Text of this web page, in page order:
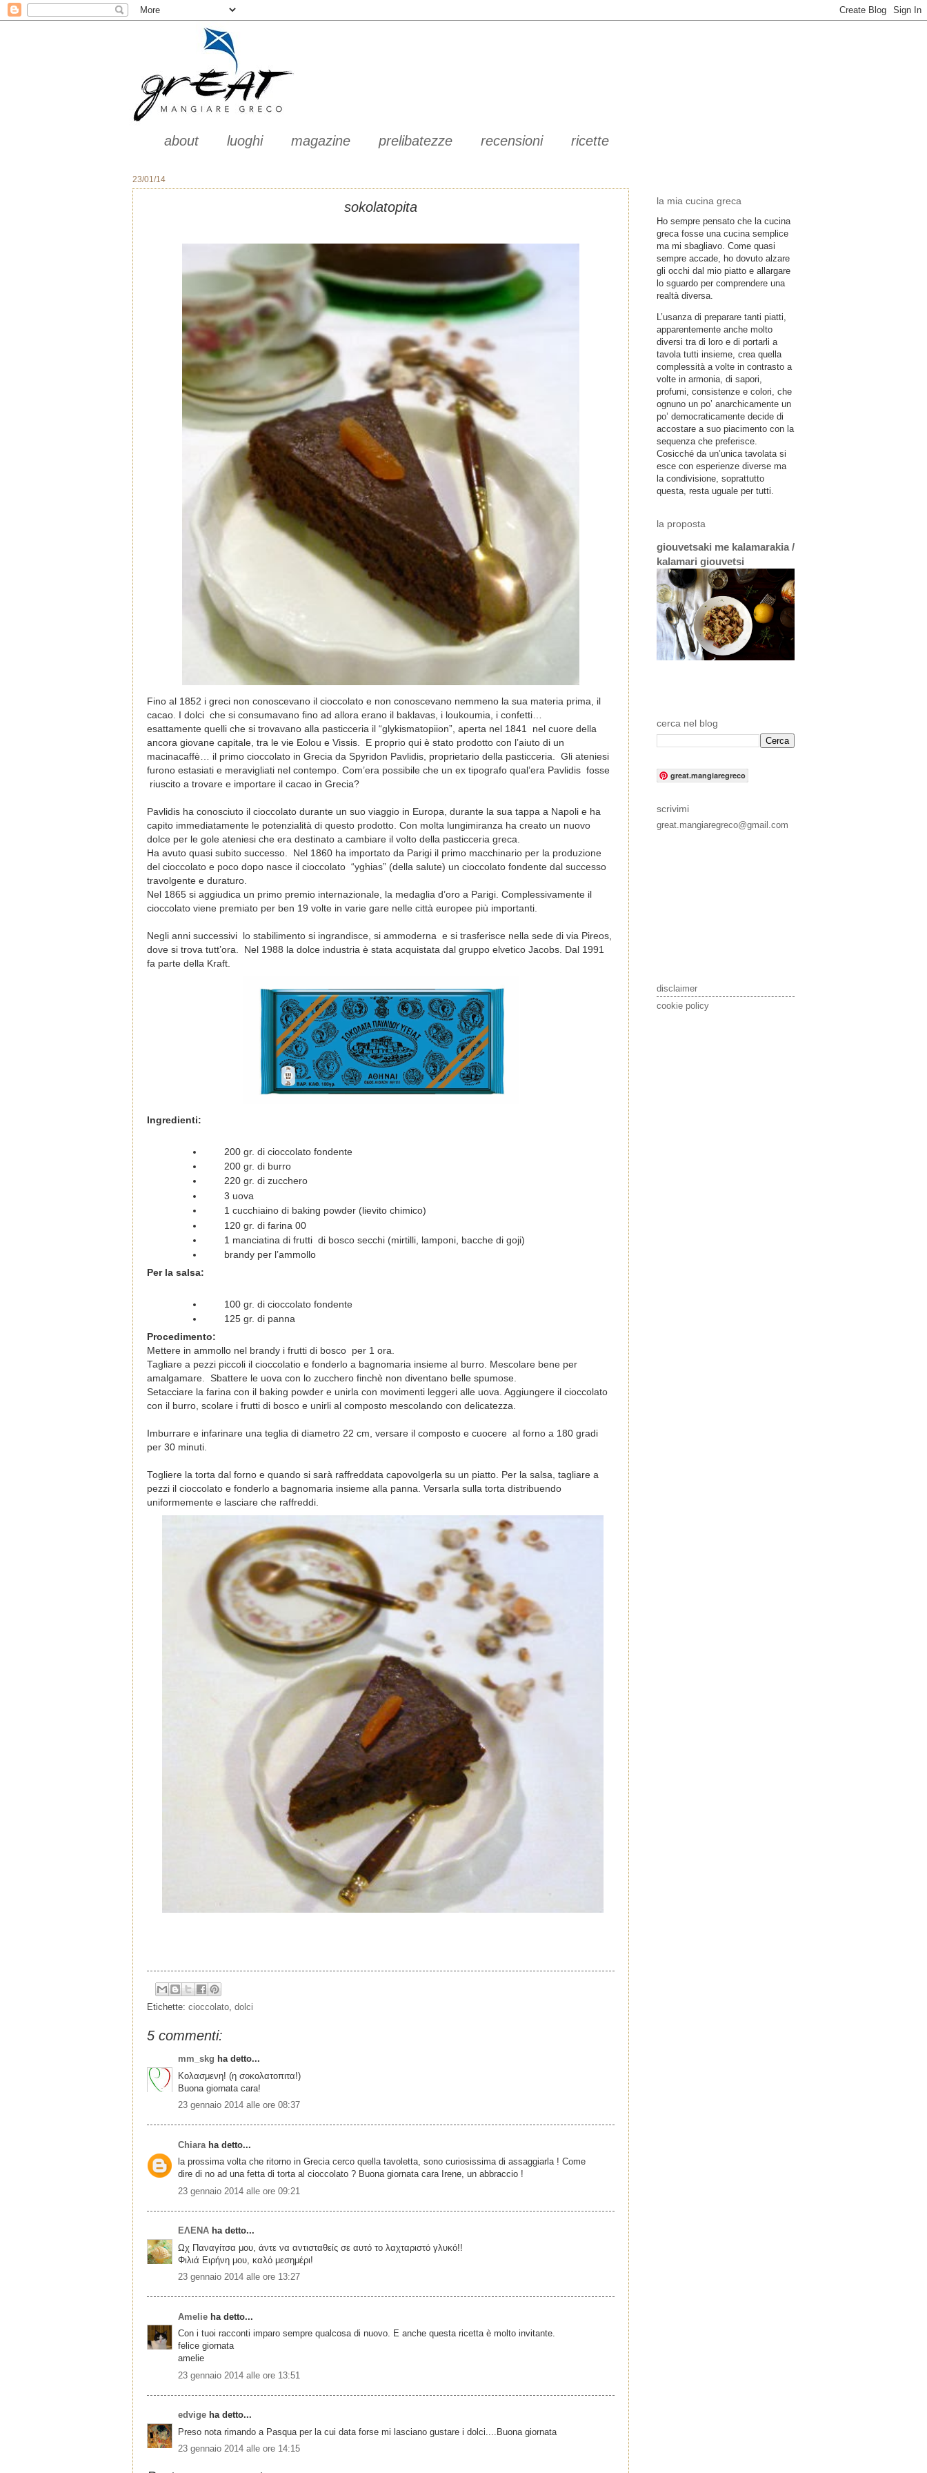
about luoghi magazine prelibatezze recensioni ricette
23/01/14
sokolatopita
Fino al 1852 i greci non conoscevano il cioccolato e non conoscevano nemmeno la sua materia prima, il
cacao. I dolci che si consumavano fino ad allora erano il baklavas, i loukoumia, i confetti…
esattamente quelli che si trovavano alla pasticceria il “glykismatopiion”, aperta nel 1841 nel cuore della
ancora giovane capitale, tra le vie Eolou e Vissis. E proprio qui è stato prodotto con l’aiuto di un
macinacaffè… il primo cioccolato in Grecia da Spyridon Pavlidis, proprietario della pasticceria. Gli ateniesi
furono estasiati e meravigliati nel contempo. Com’era possibile che un ex tipografo qual’era Pavlidis fosse
riuscito a trovare e importare il cacao in Grecia?
Pavlidis ha conosciuto il cioccolato durante un suo viaggio in Europa, durante la sua tappa a Napoli e ha
capito immediatamente le potenzialità di questo prodotto. Con molta lungimiranza ha creato un nuovo
dolce per le gole ateniesi che era destinato a cambiare il volto della pasticceria greca.
Ha avuto quasi subito successo. Nel 1860 ha importato da Parigi il primo macchinario per la produzione
del cioccolato e poco dopo nasce il cioccolato “yghias” (della salute) un cioccolato fondente dal successo
travolgente e duraturo.
Nel 1865 si aggiudica un primo premio internazionale, la medaglia d’oro a Parigi. Complessivamente il
cioccolato viene premiato per ben 19 volte in varie gare nelle città europee più importanti.
Negli anni successivi lo stabilimento si ingrandisce, si ammoderna e si trasferisce nella sede di via Pireos,
dove si trova tutt’ora. Nel 1988 la dolce industria è stata acquistata dal gruppo elvetico Jacobs. Dal 1991
fa parte della Kraft.
Ingredienti:
200 gr. di cioccolato fondente
200 gr. di burro
220 gr. di zucchero
3 uova
1 cucchiaino di baking powder (lievito chimico)
120 gr. di farina 00
1 manciatina di frutti di bosco secchi (mirtilli, lamponi, bacche di goji)
brandy per l’ammollo
Per la salsa:
100 gr. di cioccolato fondente
125 gr. di panna
Procedimento:
Mettere in ammollo nel brandy i frutti di bosco per 1 ora.
Tagliare a pezzi piccoli il cioccolatio e fonderlo a bagnomaria insieme al burro. Mescolare bene per
amalgamare. Sbattere le uova con lo zucchero finchè non diventano belle spumose.
Setacciare la farina con il baking powder e unirla con movimenti leggeri alle uova. Aggiungere il cioccolato
con il burro, scolare i frutti di bosco e unirli al composto mescolando con delicatezza.
Imburrare e infarinare una teglia di diametro 22 cm, versare il composto e cuocere al forno a 180 gradi
per 30 minuti.
Togliere la torta dal forno e quando si sarà raffreddata capovolgerla su un piatto. Per la salsa, tagliare a
pezzi il cioccolato e fonderlo a bagnomaria insieme alla panna. Versarla sulla torta distribuendo
uniformemente e lasciare che raffreddi.
Etichette: cioccolato, dolci
5 commenti:
mm_skg ha detto...
Κολασμενη! (η σοκολατοπιτα!)
Buona giornata cara!
23 gennaio 2014 alle ore 08:37
Chiara ha detto...
la prossima volta che ritorno in Grecia cerco quella tavoletta, sono curiosissima di assaggiarla ! Come
dire di no ad una fetta di torta al cioccolato ? Buona giornata cara Irene, un abbraccio !
23 gennaio 2014 alle ore 09:21
ΕΛΕΝΑ ha detto...
Ωχ Παναγίτσα μου, άντε να αντισταθείς σε αυτό το λαχταριστό γλυκό!!
Φιλιά Ειρήνη μου, καλό μεσημέρι!
23 gennaio 2014 alle ore 13:27
Amelie ha detto...
Con i tuoi racconti imparo sempre qualcosa di nuovo. E anche questa ricetta è molto invitante.
felice giornata
amelie
23 gennaio 2014 alle ore 13:51
edvige ha detto...
Preso nota rimando a Pasqua per la cui data forse mi lasciano gustare i dolci....Buona giornata
23 gennaio 2014 alle ore 14:15
la mia cucina greca
Ho sempre pensato che la cucina
greca fosse una cucina semplice
ma mi sbagliavo. Come quasi
sempre accade, ho dovuto alzare
gli occhi dal mio piatto e allargare
lo sguardo per comprendere una
realtà diversa.
L’usanza di preparare tanti piatti,
apparentemente anche molto
diversi tra di loro e di portarli a
tavola tutti insieme, crea quella
complessità a volte in contrasto a
volte in armonia, di sapori,
profumi, consistenze e colori, che
ognuno un po’ anarchicamente un
po’ democraticamente decide di
accostare a suo piacimento con la
sequenza che preferisce.
Cosicché da un’unica tavolata si
esce con esperienze diverse ma
la condivisione, soprattutto
questa, resta uguale per tutti.
la proposta
giouvetsaki me kalamarakia /
kalamari giouvetsi
cerca nel blog
great.mangiaregreco
scrivimi
great.mangiaregreco@gmail.com
disclaimer
cookie policy